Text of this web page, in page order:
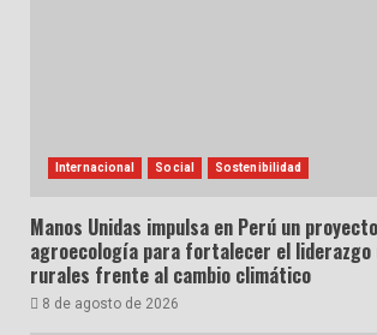
Internacional Social Sostenibilidad
Manos Unidas impulsa en Perú un
agroecología para fortalecer el liderazgo
rurales frente al cambio climático
8 de agosto de 2026